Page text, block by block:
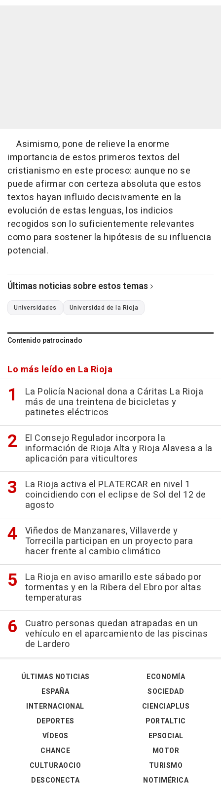
Asimismo, pone de relieve la enorme
importancia de estos primeros textos del
cristianismo en este proceso: aunque no se
puede afirmar con certeza absoluta que estos
textos hayan influido decisivamente en la
evolución de estas lenguas, los indicios
recogidos son lo suficientemente relevantes
como para sostener la hipótesis de su influencia
potencial.
Últimas noticias sobre estos temas
Universidades Universidad de la Rioja
Contenido patrocinado
Lo más leído en La Rioja
La Policía Nacional dona a Cáritas La Rioja
más de una treintena de bicicletas y
patinetes eléctricos
El Consejo Regulador incorpora la
información de Rioja Alta y Rioja Alavesa a la
aplicación para viticultores
La Rioja activa el PLATERCAR en nivel 1
coincidiendo con el eclipse de Sol del 12 de
agosto
Viñedos de Manzanares, Villaverde y
Torrecilla participan en un proyecto para
hacer frente al cambio climático
La Rioja en aviso amarillo este sábado por
tormentas y en la Ribera del Ebro por altas
temperaturas
Cuatro personas quedan atrapadas en un
vehículo en el aparcamiento de las piscinas
de Lardero
ÚLTIMAS NOTICIAS
ESPAÑA
INTERNACIONAL
DEPORTES
VÍDEOS
ECONOMÍA
SOCIEDAD
CIENCIAPLUS
PORTALTIC
EPSOCIAL
CHANCE
CULTURAOCIO
DESCONECTA
MOTOR
TURISMO
NOTIMÉRICA